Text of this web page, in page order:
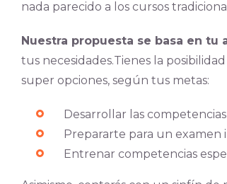
nada parecido a los cursos
Nuestra propuesta se basa en tu
tus necesidades.Tienes la
super opciones, según tus metas:
Desarrollar las
Prepararte para un examen
Entrenar competencias